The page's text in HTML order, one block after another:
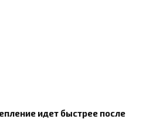
идет быстрее после